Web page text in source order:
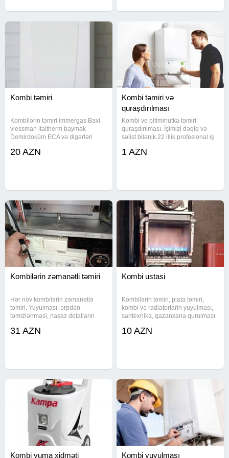
Kombi təmiri
Kombilərin təmiri immergas Baxi
viessman italtherm baymak
Demirdöküm ECA və digərləri
20 AZN
Kombi təmiri və
quraşdırılması
Kombi ve pitiminutka təmiri
quraşdırılması. İşimizi dəqiq və
səlist bilənik.22 illik profesional iş
kombi temiri, pitimutka ustasi,
1 AZN
Kombilərin zəmanətli təmiri
Hər növ kombilərin zəmanətlə
təmiri. Yuyulması, ərpdən
təmizlənməsi, nasaz detalların
olan, peşəkar usta kombinizi
31 AZN
Kombi ustasi
Kombilərin təmiri, plata təmiri,
kombi və radiatorlarin yuyulması,
santexnika, qazanxana qurulması
zəmanətle istəyən buyursun
10 AZN
Kombi yuma xidməti Kombi yuyulması